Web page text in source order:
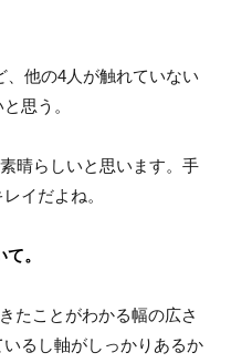
、他の4人が触れていない
思う。
晴らしいと思います。手
イだよね。
。
たことがわかる幅の広さ
るし軸がしっかりあるか